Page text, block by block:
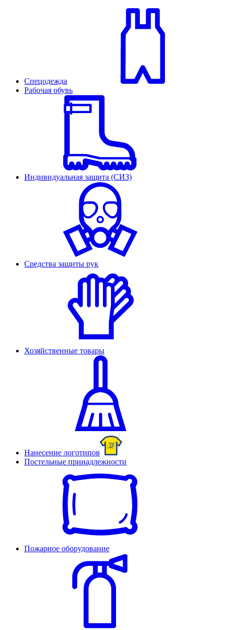
Спецодежда
Рабочая обувь
Индивидуальная защита (СИЗ)
Средства защиты рук
Хозяйственные товары
Нанесение логотипов
Постельные принадлежности
Пожарное оборудование